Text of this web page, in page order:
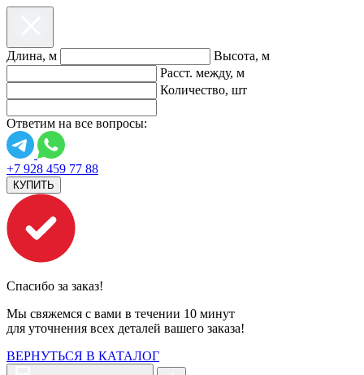
Длина, м
Высота, м
Расст. между, м
Количество, шт
Ответим на все вопросы:
+7 928 459 77 88
КУПИТЬ
Спасибо за заказ!
Мы свяжемся с вами в течении 10 минут
для уточнения всех деталей вашего заказа!
ВЕРНУТЬСЯ В КАТАЛОГ